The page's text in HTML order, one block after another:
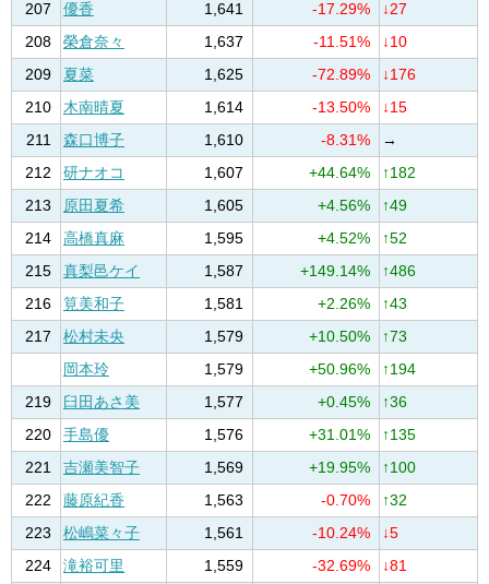
207
優香 1,641 -17.29%
↓27
208
榮倉奈々 1,637 -11.51%
↓10
209
夏菜 1,625 -72.89%
↓176
210
木南晴夏 1,614 -13.50%
↓15
211
森口博子 1,610 -8.31%
→
212
研ナオコ 1,607 +44.64%
↑182
213
原田夏希 1,605 +4.56%
↑49
214
高橋真麻 1,595 +4.52%
↑52
215
真梨邑ケイ 1,587 +149.14%
↑486
216
筧美和子 1,581 +2.26%
↑43
217
松村未央 1,579 +10.50%
↑73
岡本玲
1,579 +50.96%
↑194
219
臼田あさ美 1,577 +0.45%
↑36
220
手島優 1,576 +31.01%
↑135
221
吉瀬美智子 1,569 +19.95%
↑100
222
藤原紀香 1,563 -0.70%
↑32
223
松嶋菜々子 1,561 -10.24%
↓5
224
滝裕可里 1,559 -32.69%
↓81